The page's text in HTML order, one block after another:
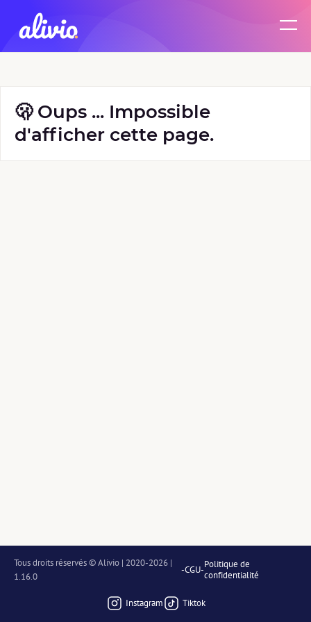
🫢 Oups ... Impossible
d'afficher cette page.
Tous droits réservés © Alivio | 2020-2026 |
1.16.0
-CGU-Politique de
confidentialité
Instagram Tiktok